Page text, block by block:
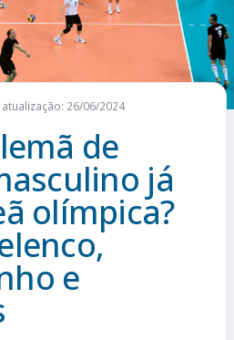
26/06/2024
de
já
olímpica?
e